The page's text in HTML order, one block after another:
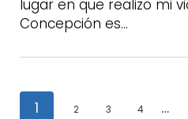
lugar en que realizo mi
Concepción es…
1 2 3 4 …